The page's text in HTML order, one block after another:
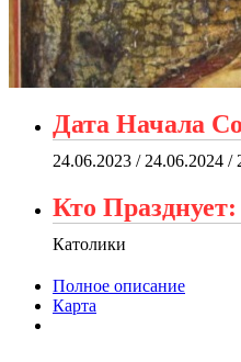
Дата Начала
24.06.2023 / 24.06.2024 /
Кто Празднует:
Католики
Полное описание
Карта